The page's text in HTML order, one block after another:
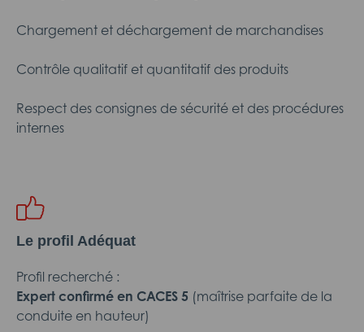
Chargement et déchargement de marchandises
Contrôle qualitatif et quantitatif des produits
Respect des consignes de sécurité et des procédures
internes
Le profil Adéquat
Profil recherché :
Expert confirmé en CACES 5 (maîtrise parfaite de la
conduite en hauteur)